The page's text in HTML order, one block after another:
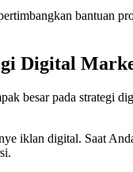
bantuan
Digital
besar pada strategi
iklan digital. Saat